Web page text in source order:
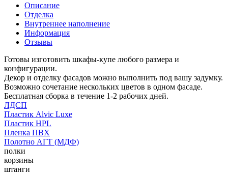
Описание
Отделка
Внутреннее наполнение
Информация
Отзывы
Готовы изготовить шкафы-купе любого размера и
конфигурации.
Декор и отделку фасадов можно выполнить под вашу задумку.
Возможно сочетание нескольких цветов в одном фасаде.
Бесплатная сборка в течение 1-2 рабочих дней.
ЛДСП
Пластик Alvic Luxe
Пластик HPL
Пленка ПВХ
Полотно АГТ (МДФ)
полки
корзины
штанги